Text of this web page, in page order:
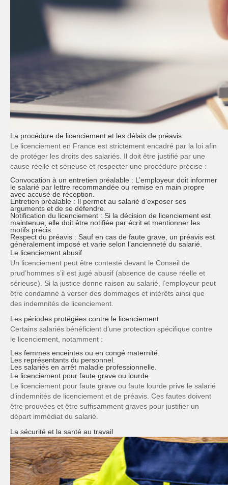
La procédure de licenciement et les délais de préavis
Le licenciement en France est strictement encadré par la loi afin
de protéger les droits des salariés. Il doit être justifié par une
cause réelle et sérieuse et respecter une procédure précise :
Convocation à un entretien préalable : L’employeur doit informer
le salarié par lettre recommandée ou remise en main propre
avec accusé de réception.
Entretien préalable : Il permet au salarié d’exposer ses
arguments et de se défendre.
Notification du licenciement : Si la décision de licenciement est
maintenue, elle doit être notifiée par écrit et mentionner les
motifs précis.
Respect du préavis : Sauf en cas de faute grave, un préavis est
généralement imposé et varie selon l’ancienneté du salarié.
Le licenciement abusif
Un licenciement peut être contesté devant le Conseil de
prud’hommes s’il est jugé abusif (absence de cause réelle et
sérieuse). Si la justice donne raison au salarié, l’employeur peut
être condamné à verser des dommages et intérêts ainsi que
des indemnités de licenciement.
Les périodes protégées contre le licenciement
Certains salariés bénéficient d’une protection spécifique contre
le licenciement, notamment :
Les femmes enceintes ou en congé maternité.
Les représentants du personnel
Les salariés en arrêt maladie professionnelle
Le licenciement pour faute grave ou lourde
Le licenciement pour faute grave ou faute lourde prive le salarié
d’indemnités de licenciement et de préavis. Ces fautes doivent
être prouvées et être suffisamment graves pour justifier un
départ immédiat du salarié.
La sécurité et la santé au travail